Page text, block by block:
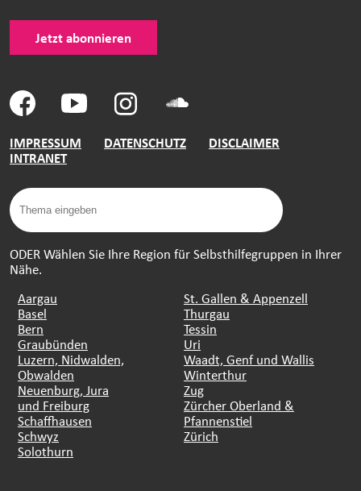
Jetzt abonnieren
IMPRESSUM DATENSCHUTZ
DISCLAIMER
INTRANET
ODER Wählen Sie Ihre Region für Selbsthilfegruppen in Ihrer
Nähe.
Aargau
Basel
Bern
Graubünden
Luzern, Nidwalden,
Obwalden
Neuenburg, Jura
und Freiburg
Schaffhausen
Schwyz
Solothurn
St. Gallen & Appenzell
Thurgau
Tessin
Uri
Waadt, Genf und Wallis
Winterthur
Zug
Zürcher Oberland &
Pfannenstiel
Zürich